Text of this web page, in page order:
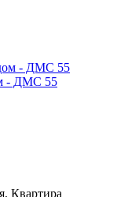
- ДМС 55
Квартира